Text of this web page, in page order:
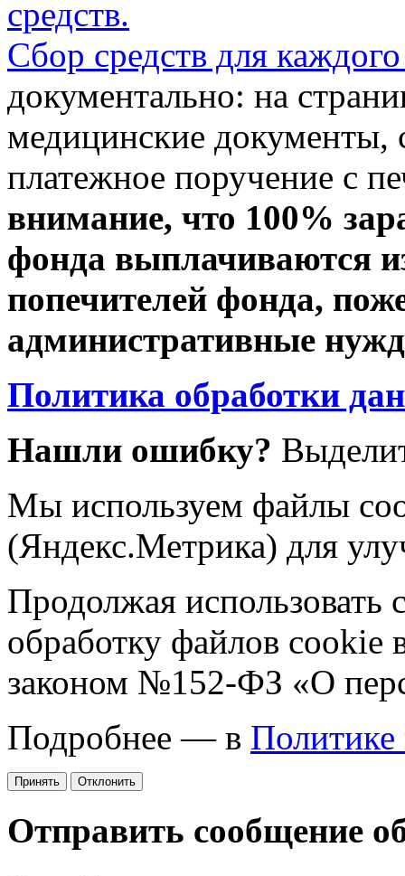
средств.
Сбор средств для
документально: на
медицинские документы,
платежное поручение с
внимание, что 100%
фонда выплачиваются
попечителей фонда,
административные
Политика обработки
Нашли ошибку?
Мы используем файлы
(Яндекс.Метрика) для
Продолжая использовать
обработку файлов cookie
законом №152-ФЗ «О
Подробнее — в Политике
Принять Отклонить
Отправить сообщение